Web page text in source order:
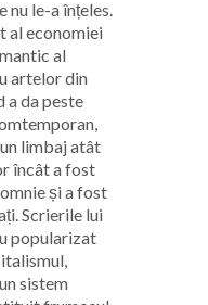
nu le-a înțeles.
al economiei
al
artelor din
a da peste
limbaj atât
încât a fost
și a fost
Scrierile lui
popularizat
sistem